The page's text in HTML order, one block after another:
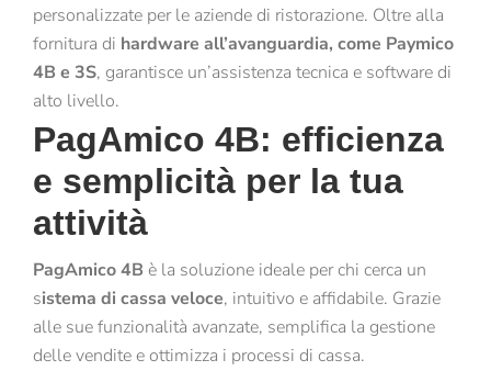
personalizzate per le aziende di ristorazione. Oltre alla
fornitura di hardware all’avanguardia, come Paymico
4B e 3S, garantisce un’assistenza tecnica e software di
alto livello.
PagAmico 4B: efficienza
e semplicità per la tua
attività
PagAmico 4B è la soluzione ideale per chi cerca un
sistema di cassa veloce, intuitivo e affidabile. Grazie
alle sue funzionalità avanzate, semplifica la gestione
delle vendite e ottimizza i processi di cassa.